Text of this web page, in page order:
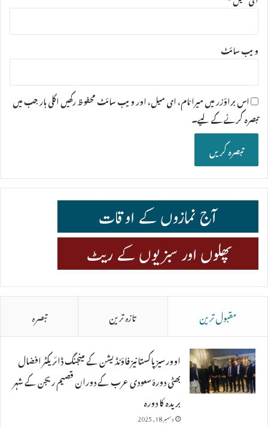
ویب‌ سائٹ
اس براؤزر میں میرا نام، ای میل، اور ویب سائٹ محفوظ رکھیں اگلی بار جب میں
تبصرہ کرنے کےلیے۔
مقبول ترین تازہ ترین تبصرہ
اوورسیز پاکستانیز فاؤنڈیشن کے مینجنگ ڈائریکٹر افضال
بھٹی دورۂ سعودی عرب کے دوران قصیم ریجن کے شہر
بریدہ کا دورہ
دسمبر 18, 2025